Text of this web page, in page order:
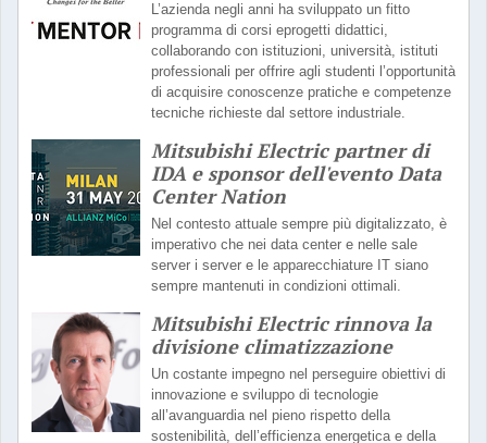
L’azienda negli anni ha sviluppato un fitto
programma di corsi eprogetti didattici,
collaborando con istituzioni, università, istituti
professionali per offrire agli studenti l’opportunità
di acquisire conoscenze pratiche e competenze
tecniche richieste dal settore industriale.
Mitsubishi Electric partner di
IDA e sponsor dell'evento Data
Center Nation
Nel contesto attuale sempre più digitalizzato, è
imperativo che nei data center e nelle sale
server i server e le apparecchiature IT siano
sempre mantenuti in condizioni ottimali.
Mitsubishi Electric rinnova la
divisione climatizzazione
Un costante impegno nel perseguire obiettivi di
innovazione e sviluppo di tecnologie
all’avanguardia nel pieno rispetto della
sostenibilità, dell’efficienza energetica e della